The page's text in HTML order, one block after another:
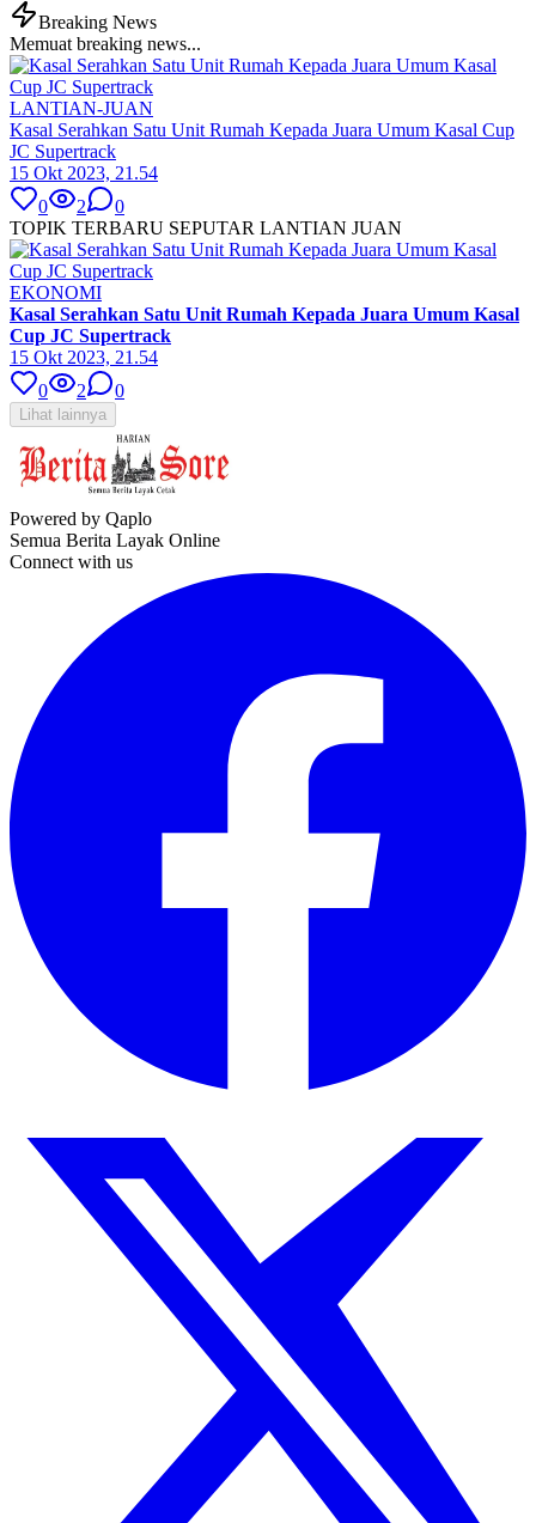
Breaking News
Memuat breaking news...
LANTIAN-JUAN
Kasal Serahkan Satu Unit Rumah Kepada Juara Umum Kasal Cup
JC Supertrack
15 Okt 2023, 21.54
0
2
0
TOPIK TERBARU SEPUTAR LANTIAN JUAN
EKONOMI
Kasal Serahkan Satu Unit Rumah Kepada Juara Umum Kasal
Cup JC Supertrack
15 Okt 2023, 21.54
0
2 0
Lihat lainnya
Powered by Qaplo
Semua Berita Layak Online
Connect with us